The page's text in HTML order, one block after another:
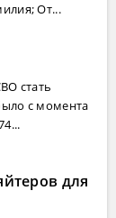
От...
стать
с момента
для